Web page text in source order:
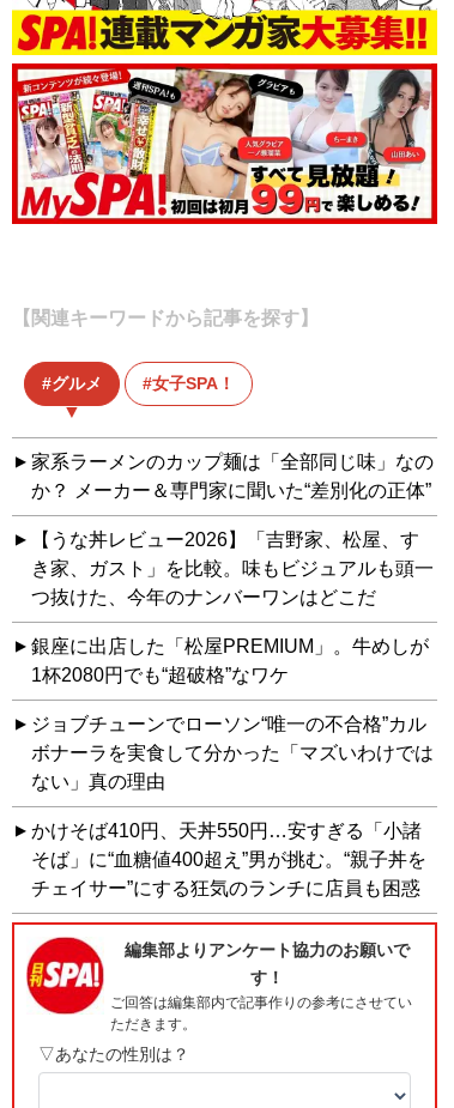
【関連キーワードから記事を探す】
グルメ 女子SPA！
家系ラーメンのカップ麺は「全部同じ味」なの
か？ メーカー＆専門家に聞いた“差別化の正体”
【うな丼レビュー2026】「吉野家、松屋、す
き家、ガスト」を比較。味もビジュアルも頭一
つ抜けた、今年のナンバーワンはどこだ
銀座に出店した「松屋PREMIUM」。牛めしが
1杯2080円でも“超破格”なワケ
ジョブチューンでローソン“唯一の不合格”カル
ボナーラを実食して分かった「マズいわけでは
ない」真の理由
かけそば410円、天丼550円…安すぎる「小諸
そば」に“血糖値400超え”男が挑む。“親子丼を
チェイサー”にする狂気のランチに店員も困惑